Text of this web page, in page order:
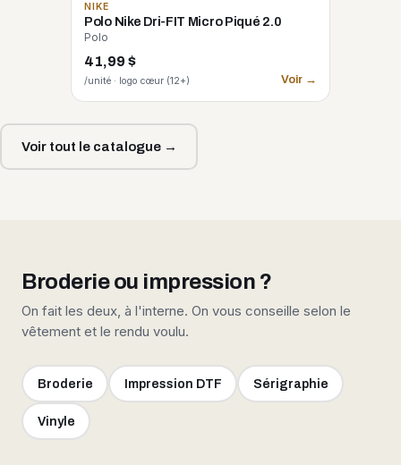
NIKE
Polo Nike Dri-FIT Micro Piqué 2.0
Polo
41,99 $
/unité · logo cœur (12+) Voir →
Voir tout le catalogue →
Broderie ou impression ?
On fait les deux, à l'interne. On vous conseille selon le
vêtement et le rendu voulu.
Broderie Impression DTF Sérigraphie
Vinyle